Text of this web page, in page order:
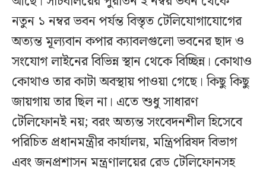
নতুন ১ নম্বর ভবন পর্যন্ত বিস্তৃত টেলিযোগাযোগের
অত্যন্ত মূল্যবান কপার ক্যাবলগুলো ভবনের ছাদ ও
সংযোগ লাইনের বিভিন্ন স্থান থেকে বিচ্ছিন্ন। কোথাও
কোথাও তার কাটা অবস্থায় পাওয়া গেছে। কিছু কিছু
জায়গায় তার ছিল না। এতে শুধু সাধারণ
টেলিফোনই নয়; বরং অত্যন্ত সংবেদনশীল হিসেবে
পরিচিত প্রধানমন্ত্রীর কার্যালয়, মন্ত্রিপরিষদ বিভাগ
এবং জনপ্রশাসন মন্ত্রণালয়ের রেড টেলিফোনসহ